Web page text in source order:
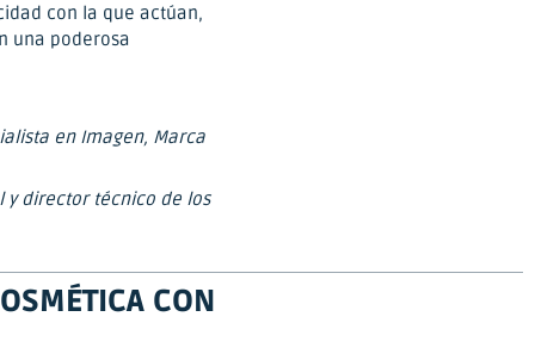
con la que actúan,
una poderosa
en Imagen, Marca
y director técnico de los
CON